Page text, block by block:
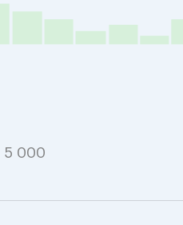
5 000